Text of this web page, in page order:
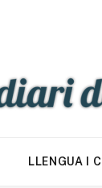
LLENGUA I